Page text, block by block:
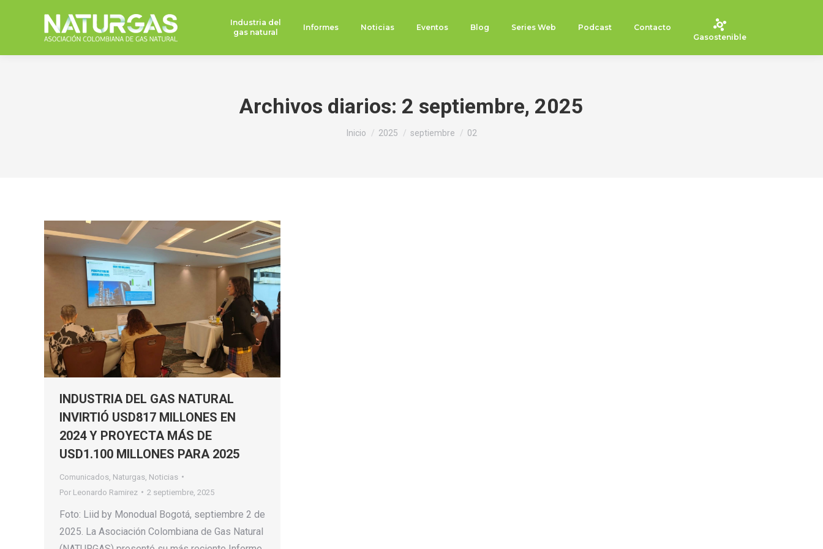
Industria del
gas natural
Informes Noticias Eventos Blog Series Web Podcast
Contacto
Gasostenible
Archivos diarios: 2 septiembre, 2025
Estás aquí:
Inicio 2025 septiembre 02
INDUSTRIA DEL GAS NATURAL
INVIRTIÓ USD817 MILLONES EN
2024 Y PROYECTA MÁS DE
USD1.100 MILLONES PARA 2025
Comunicados Naturgas Noticias
Por Leonardo Ramirez 2 septiembre, 2025
Foto: Liid by Monodual Bogotá, septiembre 2 de
2025. La Asociación Colombiana de Gas Natural